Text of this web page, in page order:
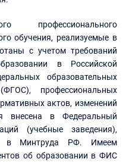
профессионального
обучения, реализуемые в
с учетом требований
в Российской
образовательных
профессиональных
актов, изменений
внесена в Федеральный
(учебные заведения),
в Минтруда РФ. Имеем
об образовании в ФИС